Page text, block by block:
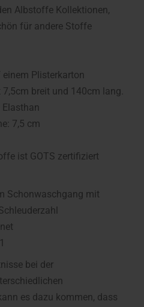
Albstoffe Kollektionen,
für andere Stoffe
Plisterkarton
breit und 140cm lang.
7,5 cm
ist GOTS zertifiziert
Schonwaschgang mit
bei der
es dazu kommen, dass